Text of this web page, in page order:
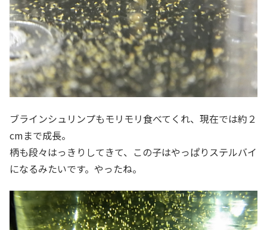
ブラインシュリンプもモリモリ食べてくれ、現在では約２
cmまで成長。
柄も段々はっきりしてきて、この子はやっぱりステルバイ
になるみたいです。やったね。